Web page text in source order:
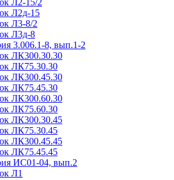
Л2-15/2
Л2д-15
Л3-8/2
Л3д-8
3.006.1-8, вып.1-2
ЛК300.30.30
ЛК75.30.30
ЛК300.45.30
ЛК75.45.30
ЛК300.60.30
ЛК75.60.30
ЛК300.30.45
ЛК75.30.45
ЛК300.45.45
ЛК75.45.45
ИС01-04, вып.2
Л1